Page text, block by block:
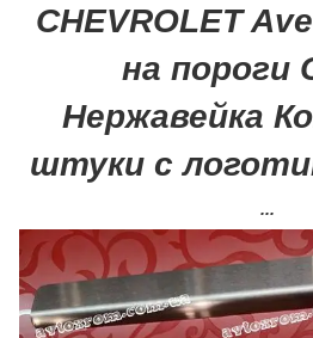
CHEVROLET
на пороги
Нержавейка
штуки с
...